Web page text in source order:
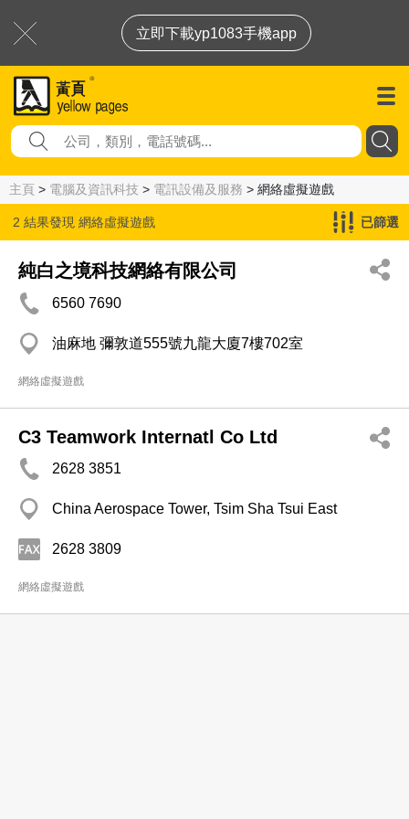
立即下載yp1083手機app
主頁 > 電腦及資訊科技 > 電訊設備及服務 > 網絡虛擬遊戲
2 結果發現 網絡虛擬遊戲 已篩選
純白之境科技網絡有限公司
6560 7690
油麻地 彌敦道555號九龍大廈7樓702室
網絡虛擬遊戲
C3 Teamwork Internatl Co Ltd
2628 3851
China Aerospace Tower, Tsim Sha Tsui East
2628 3809
網絡虛擬遊戲